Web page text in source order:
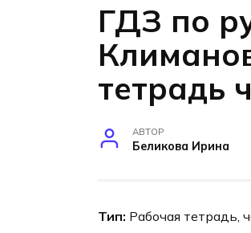
ГДЗ по
тетрадь
АВТОР
Беликова Ирина
Тип: Рабочая тетрадь,